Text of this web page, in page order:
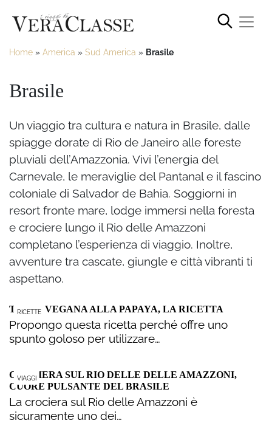
Home » America » Sud America » Brasile
Brasile
Un viaggio tra cultura e natura in Brasile, dalle
spiagge dorate di Rio de Janeiro alle foreste
pluviali dell’Amazzonia. Vivi l’energia del
Carnevale, le meraviglie del Pantanal e il fascino
coloniale di Salvador de Bahia. Soggiorni in
resort fronte mare, lodge immersi nella foresta
e crociere lungo il Rio delle Amazzoni
completano l’esperienza di viaggio. Inoltre,
avventure tra cascate, giungle e città vibranti ti
aspettano.
RICETTE
TORTA VEGANA ALLA PAPAYA, LA RICETTA
Propongo questa ricetta perché offre uno
spunto goloso per utilizzare…
VIAGGI
CROCIERA SUL RIO DELLE DELLE AMAZZONI,
CUORE PULSANTE DEL BRASILE
La crociera sul Rio delle Amazzoni è
sicuramente uno dei…